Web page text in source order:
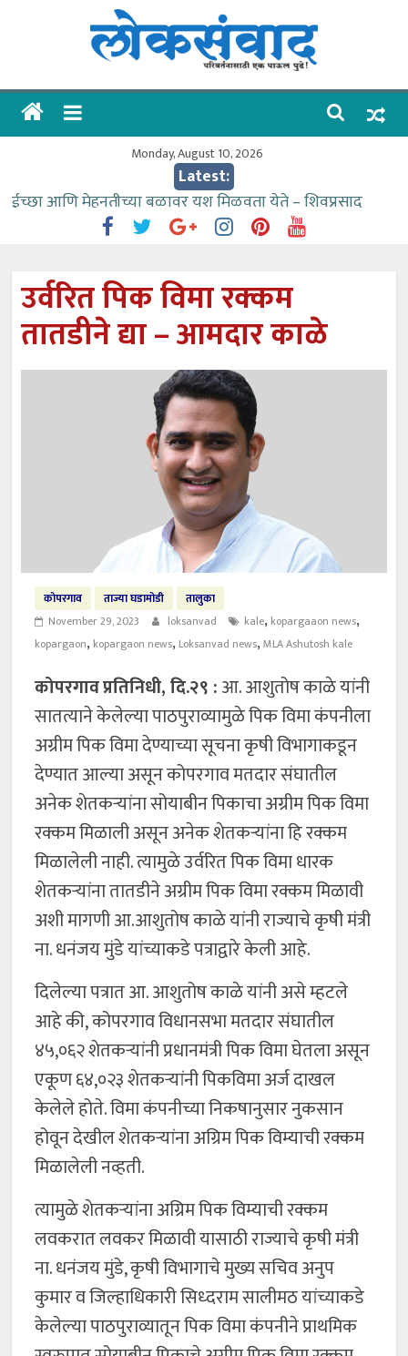
लोकसंवाद
ताज्या
Monday, August 10, 2026
Latest:
ईच्छा आणि मेहनतीच्या बळावर यश मिळवता येते – शिवप्रसाद
संजीवनीच्या विद्यार्थ्यांनी घेतली विमानतळ कार्यप्रणालीची माहिती
वाढीव निधी देण्यास पाणीपुरवठा मंत्री सकारात्मक – आ.आशुतोष
काळे
आत्मामालिक गुरूकूलाचे २२८ विद्यार्थी शिष्यवृत्तीस पात्र
उर्वरित पिक विमा रक्कम
तातडीने द्या – आमदार काळे
कोपरगाव ताज्या घडामोडी
तालुका
November 29, 2023
loksanvad kale, kopargaaon news,
kopargaon, kopargaon news, Loksanvad news,MLA Ashutosh kale
कोपरगावप्रतिनिधी, दि.२९ :आ. आशुतोष काळे यांनी
सातत्याने केलेल्या पाठपुराव्यामुळे पिक विमा कंपनीला
अग्रीम पिक विमा देण्याच्या सूचना कृषी विभागाकडून
देण्यात आल्या असून कोपरगाव मतदार संघातील
अनेक शेतकऱ्यांना सोयाबीन पिकाचा अग्रीम पिक विमा
रक्कम मिळाली असून अनेक शेतकऱ्यांना हि रक्कम
मिळालेली नाही. त्यामुळे उर्वरित पिक विमा धारक
शेतकऱ्यांना तातडीने अग्रीम पिक विमा रक्कम मिळावी
अशी मागणी आ.आशुतोष काळे यांनी राज्याचे कृषी मंत्री
ना. धनंजय मुंडे यांच्याकडे पत्राद्वारे केली आहे.
दिलेल्या पत्रात आ. आशुतोष काळे यांनी असे म्हटले
आहे की, कोपरगाव विधानसभा मतदार संघातील
४५,०६२ शेतकऱ्यांनी प्रधानमंत्री पिक विमा घेतला असून
एकूण ६४,०२३ शेतकऱ्यांनी पिकविमा अर्ज दाखल
केलेले होते. विमा कंपनीच्या निकषानुसार नुकसान
होवून देखील शेतकऱ्यांना अग्रिम पिक विम्याची रक्कम
मिळालेली नव्हती.
त्यामुळे शेतकऱ्यांना अग्रिम पिक विम्याची रक्कम
लवकरात लवकर मिळावी यासाठी राज्याचे कृषी मंत्री
ना. धनंजय मुंडे, कृषी विभागाचे मुख्य सचिव अनुप
कुमार व जिल्हाधिकारी सिध्दराम सालीमठ यांच्याकडे
केलेल्या पाठपुराव्यातून पिक विमा कंपनीने प्राथमिक